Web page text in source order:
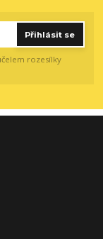
Přihlásit se
rozesílky